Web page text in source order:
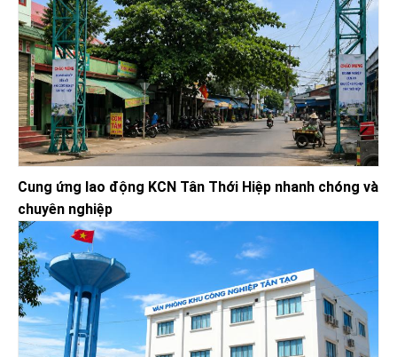
Cung ứng lao động KCN Tân Thới Hiệp nhanh chóng và
chuyên nghiệp